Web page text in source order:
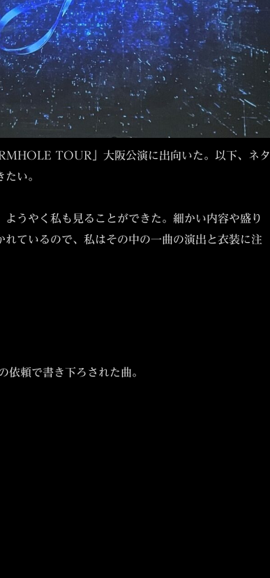
TOUR」大阪公演に出向いた。以下、ネタ
い。
うやく私も見ることができた。細かい内容や盛り
れているので、私はその中の一曲の演出と衣装に注
依頼で書き下ろされた曲。